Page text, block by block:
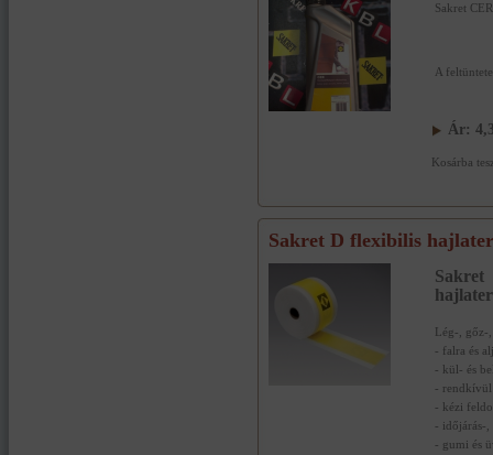
Sakret
A
Ár:
Kosárba
Sakret D flexibilis
Lég-, gőz-,
- falra és
- kül- és
-
- kézi
- időjárás-
- gumi és